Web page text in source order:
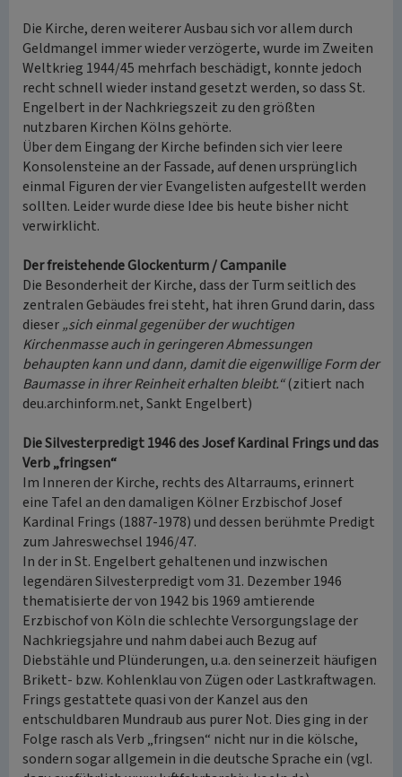
Die Kirche, deren weiterer Ausbau sich vor allem durch
Geldmangel immer wieder verzögerte, wurde im Zweiten
Weltkrieg 1944/45 mehrfach beschädigt, konnte jedoch
recht schnell wieder instand gesetzt werden, so dass St.
Engelbert in der Nachkriegszeit zu den größten
nutzbaren Kirchen Kölns gehörte.
Über dem Eingang der Kirche befinden sich vier leere
Konsolensteine an der Fassade, auf denen ursprünglich
einmal Figuren der vier Evangelisten aufgestellt werden
sollten. Leider wurde diese Idee bis heute bisher nicht
verwirklicht.
Der freistehende Glockenturm / Campanile
Die Besonderheit der Kirche, dass der Turm seitlich des
zentralen Gebäudes frei steht, hat ihren Grund darin, dass
dieser„sich einmal gegenüber der wuchtigen
Kirchenmasse auch in geringeren Abmessungen
behaupten kann und dann, damit die eigenwillige Form der
Baumasse in ihrer Reinheit erhalten bleibt.“(zitiert nach
deu.archinform.net, Sankt Engelbert)
Die Silvesterpredigt 1946 des Josef Kardinal Frings und das
Verb „fringsen“
Im Inneren der Kirche, rechts des Altarraums, erinnert
eine Tafel an den damaligen Kölner Erzbischof Josef
Kardinal Frings (1887-1978) und dessen berühmte Predigt
zum Jahreswechsel 1946/47.
In der in St. Engelbert gehaltenen und inzwischen
legendären Silvesterpredigt vom 31. Dezember 1946
thematisierte der von 1942 bis 1969 amtierende
Erzbischof von Köln die schlechte Versorgungslage der
Nachkriegsjahre und nahm dabei auch Bezug auf
Diebstähle und Plünderungen, u.a. den seinerzeit häufigen
Brikett- bzw. Kohlenklau von Zügen oder Lastkraftwagen.
Frings gestattete quasi von der Kanzel aus den
entschuldbaren Mundraub aus purer Not. Dies ging in der
Folge rasch als Verb „fringsen“ nicht nur in die kölsche,
sondern sogar allgemein in die deutsche Sprache ein (vgl.